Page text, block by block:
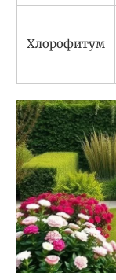
Хлорофитум